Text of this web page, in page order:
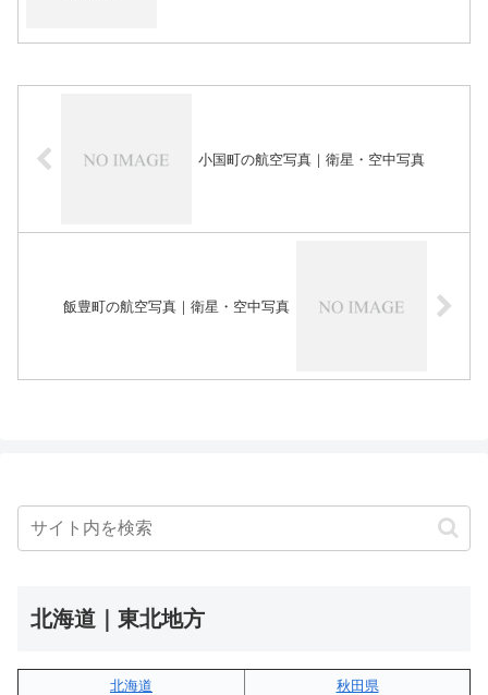
小国町の航空写真｜衛星・空中写真
飯豊町の航空写真｜衛星・空中写真
北海道｜東北地方
北海道
秋田県